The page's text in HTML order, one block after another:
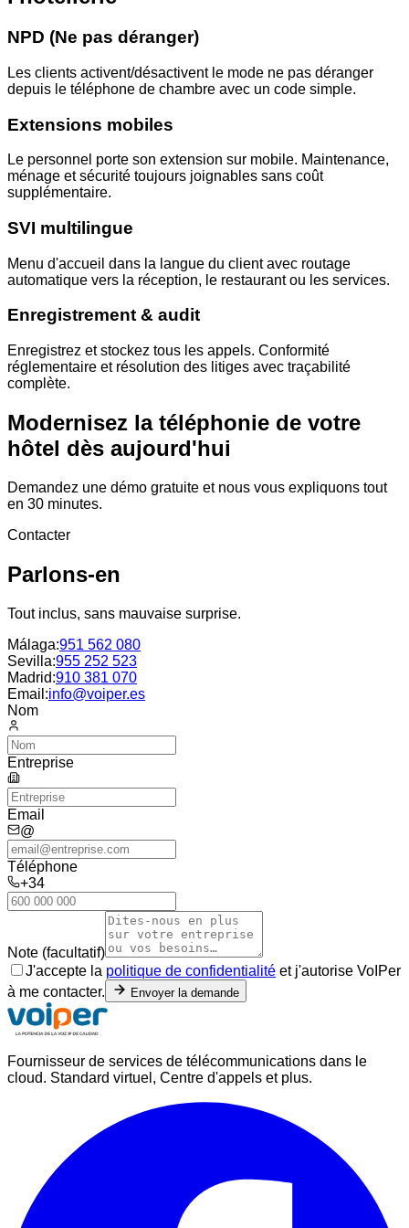
NPD (Ne pas déranger)
Les clients activent/désactivent le mode ne pas déranger
depuis le téléphone de chambre avec un code simple.
Extensions mobiles
Le personnel porte son extension sur mobile. Maintenance,
ménage et sécurité toujours joignables sans coût
supplémentaire.
SVI multilingue
Menu d'accueil dans la langue du client avec routage
automatique vers la réception, le restaurant ou les services.
Enregistrement & audit
Enregistrez et stockez tous les appels. Conformité
réglementaire et résolution des litiges avec traçabilité
complète.
Modernisez la téléphonie de votre
hôtel dès aujourd'hui
Demandez une démo gratuite et nous vous expliquons tout
en 30 minutes.
Contacter
Parlons-en
Tout inclus, sans mauvaise surprise.
Málaga:951 562 080
Sevilla:955 252 523
Madrid:910 381 070
Email:info@voiper.es
Nom
Entreprise
Email
@
Téléphone
+34
Note (facultatif)
J'accepte la politique de confidentialité et j'autorise VoIPer
à me contacter.
Envoyer la demande
Fournisseur de services de télécommunications dans le
cloud. Standard virtuel, Centre d'appels et plus.